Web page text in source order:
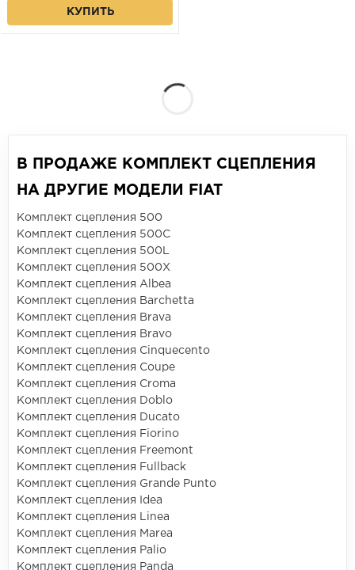
КУПИТЬ
В ПРОДАЖЕ КОМПЛЕКТ СЦЕПЛЕНИЯ
НА ДРУГИЕ МОДЕЛИ FIAT
Комплект сцепления 500
Комплект сцепления 500C
Комплект сцепления 500L
Комплект сцепления 500X
Комплект сцепления Albea
Комплект сцепления Barchetta
Комплект сцепления Brava
Комплект сцепления Bravo
Комплект сцепления Cinquecento
Комплект сцепления Coupe
Комплект сцепления Croma
Комплект сцепления Doblo
Комплект сцепления Ducato
Комплект сцепления Fiorino
Комплект сцепления Freemont
Комплект сцепления Fullback
Комплект сцепления Grande Punto
Комплект сцепления Idea
Комплект сцепления Linea
Комплект сцепления Marea
Комплект сцепления Palio
Комплект сцепления Panda